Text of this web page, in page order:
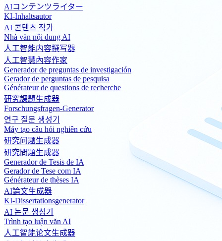
AIコンテンツライター
KI-Inhaltsautor
AI 콘텐츠 작가
Nhà văn nội dung AI
人工智能内容撰写器
人工智慧內容作家
Generador de preguntas de investigación
Gerador de perguntas de pesquisa
Générateur de questions de recherche
研究課題生成器
Forschungsfragen-Generator
연구 질문 생성기
Máy tạo câu hỏi nghiên cứu
研究问题生成器
研究問題生成器
Generador de Tesis de IA
Gerador de Tese com IA
Générateur de thèses IA
AI論文生成器
KI-Dissertationsgenerator
AI 논문 생성기
Trình tạo luận văn AI
人工智能论文生成器